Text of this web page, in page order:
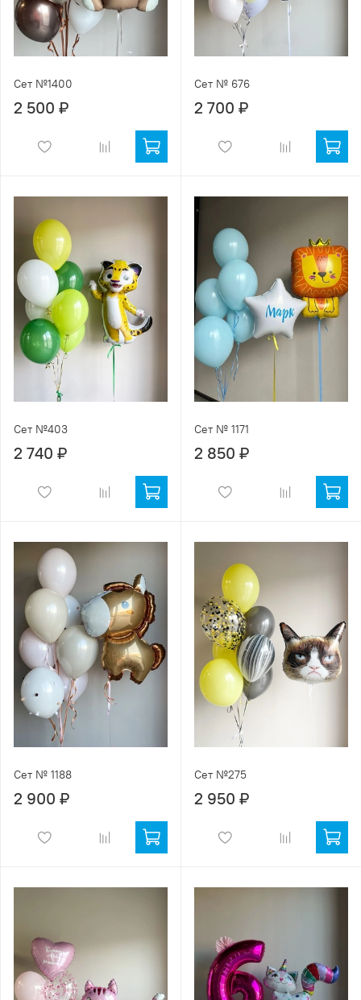
Сет №1400
2 500 ₽
Сет № 676
2 700 ₽
Сет №403
2 740 ₽
Сет № 1171
2 850 ₽
Сет № 1188
2 900 ₽
Сет №275
2 950 ₽